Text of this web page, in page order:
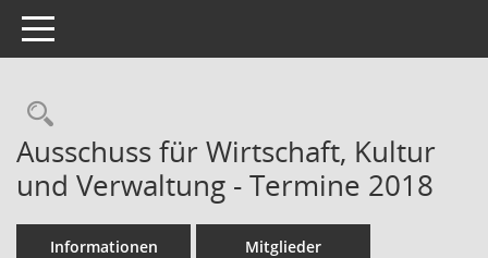
Toggle navigation
Rechercheauswahl
Ausschuss für Wirtschaft, Kultur
und Verwaltung - Termine 2018
Informationen Mitglieder